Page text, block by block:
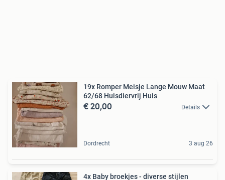
19x Romper Meisje Lange Mouw Maat
62/68 Huisdiervrij Huis
€ 20,00 Details
Dordrecht 3 aug 26
4x Baby broekjes - diverse stijlen